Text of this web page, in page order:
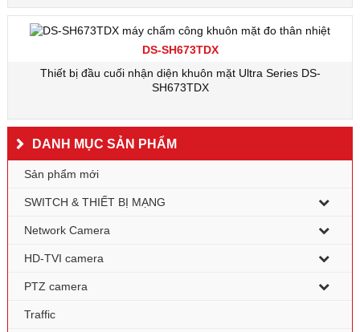
DS-SH673TDX
Thiết bị đầu cuối nhận diện khuôn mặt Ultra Series DS-
SH673TDX
DANH MỤC SẢN PHẨM
Sản phẩm mới
SWITCH & THIẾT BỊ MẠNG
Network Camera
HD-TVI camera
PTZ camera
Traffic